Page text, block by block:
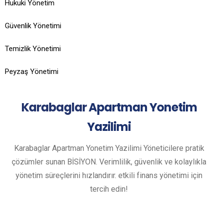
Hukuki Yönetim
Güvenlik Yönetimi
Temizlik Yönetimi
Peyzaş Yönetimi
KarabaglarApartman Yonetim
Yazilimi
Karabaglar Apartman Yonetim Yazilimi Yöneticilere pratik
çözümler sunan BİSİYON. Verimlilik, güvenlik ve kolaylıkla
yönetim süreçlerini hızlandırır. etkili finans yönetimi için
tercih edin!